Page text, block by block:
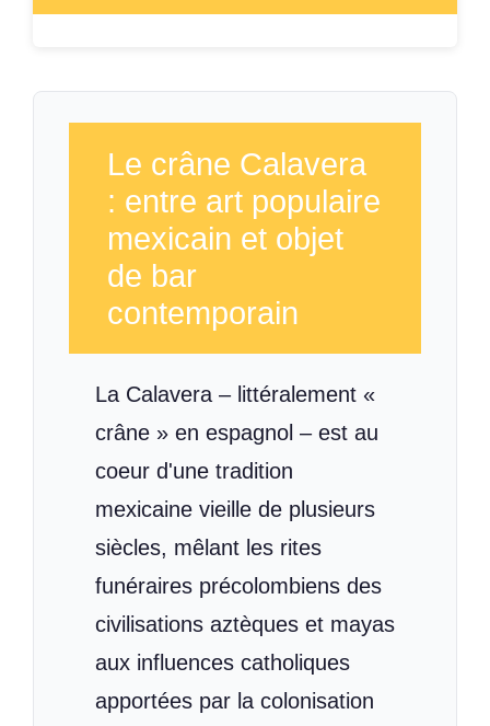
Le crâne Calavera
: entre art populaire
mexicain et objet
de bar
contemporain
La Calavera – littéralement «
crâne » en espagnol – est au
coeur d'une tradition
mexicaine vieille de plusieurs
siècles, mêlant les rites
funéraires précolombiens des
civilisations aztèques et mayas
aux influences catholiques
apportées par la colonisation